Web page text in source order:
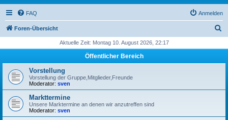
FAQ Anmelden
Foren-Übersicht
h
Aktuelle Zeit: Montag 10. August 2026, 22:17
Öffentlicher Bereich
Vorstellung
Vorstellung der Gruppe,Mitglieder,Freunde
Moderator: sven
Markttermine
Unsere Marktermine an denen wir anzutreffen sind
Moderator: sven